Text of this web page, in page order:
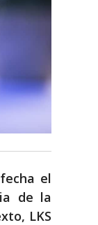
el
de la
LKS